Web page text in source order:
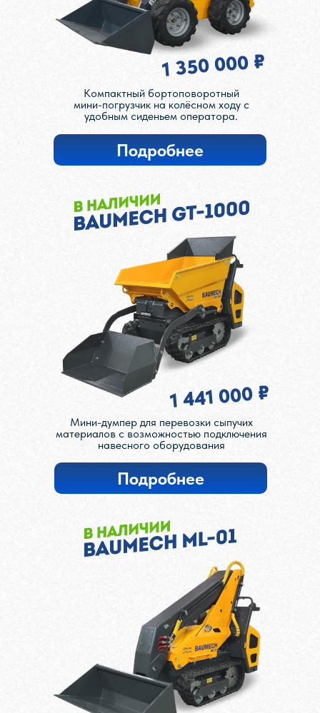
Мини-думпер для перевозки сыпучих
материалов с возможностью подключения
навесного оборудования
Подробнее
Компактный бортоповоротный
мини-погрузчик на колёсном ходу с
удобным сиденьем оператора.
Подробнее
1 441 000 ₽
1 350 000 ₽